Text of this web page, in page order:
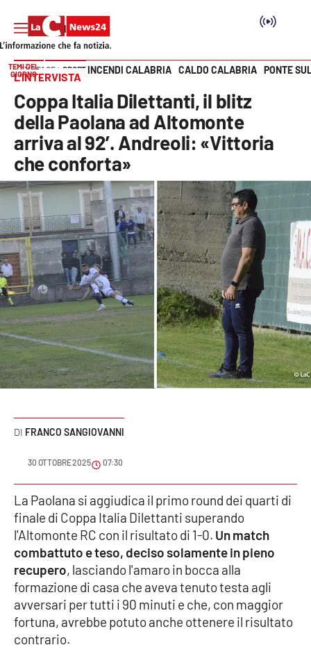
SEZIONI
Cronaca
Politica
Attualità
Economia e lavoro
Italia Mondo
Sanità
Sport
Cultura
Podcast
Meteo
Editoriali
VIDEO
Ambiente
Cronaca
Vai
TEMI DEL
GIORNO
INCENDI CALABRIA CALDO CALABRIA PONTE
HOME PAGE SPORT
L’INTERVISTA
Coppa Italia Dilettanti, il blitz
della Paolana ad Altomonte
arriva al 92’. Andreoli: «Vittoria
che conforta»
FRANCO SANGIOVANNI
30 OTTOBRE 2025 07:30
La Paolana si aggiudica il primo round dei quarti di
finale di Coppa Italia Dilettanti superando
l'Altomonte RC con il risultato di 1-0. Un match
combattuto e teso, deciso solamente in pieno
recupero, lasciando l'amaro in bocca alla
formazione di casa che aveva tenuto testa agli
avversari per tutti i 90 minuti e che, con maggior
fortuna, avrebbe potuto anche ottenere il risultato
contrario.